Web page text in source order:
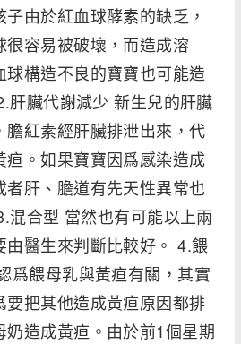
由於紅血球酵素的缺乏，
很容易被破壞，而造成溶
球構造不良的寶寶也可能造
肝臟代謝減少 新生兒的肝臟
膽紅素經肝臟排泄出來，代
疸。如果寶寶因爲感染造成
者肝、膽道有先天性異常也
混合型 當然也有可能以上兩
由醫生來判斷比較好。 4.餵
爲餵母乳與黃疸有關，其實
要把其他造成黃疸原因都排
奶造成黃疸。由於前1個星期